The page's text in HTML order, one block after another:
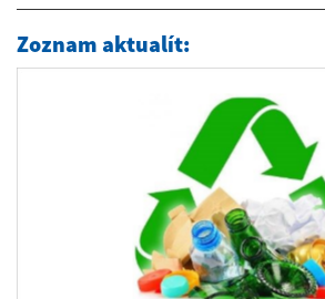
Zoznam aktualít: